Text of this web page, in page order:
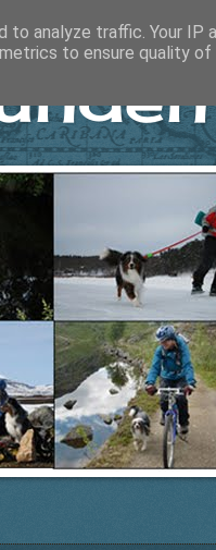
analyze traffic. Your IP
to ensure quality of